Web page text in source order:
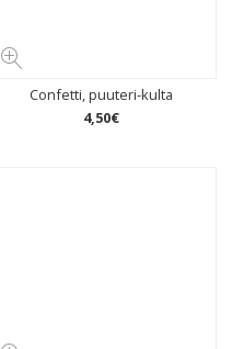
Confetti, puuteri-kulta
4,50€